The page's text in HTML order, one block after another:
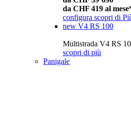
da CHF 419 al
configura scopri di
new V4 RS 100
Multistrada V4 RS
scopri di più
Panigale